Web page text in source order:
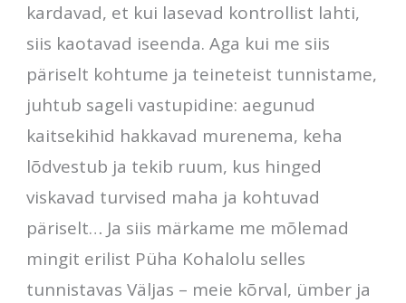
kardavad, et kui lasevad kontrollist lahti,
siis kaotavad iseenda. Aga kui me siis
päriselt kohtume ja teineteist tunnistame,
juhtub sageli vastupidine: aegunud
kaitsekihid hakkavad murenema, keha
lõdvestub ja tekib ruum, kus hinged
viskavad turvised maha ja kohtuvad
päriselt… Ja siis märkame me mõlemad
mingit erilist Püha Kohalolu selles
tunnistavas Väljas – meie kõrval, ümber ja